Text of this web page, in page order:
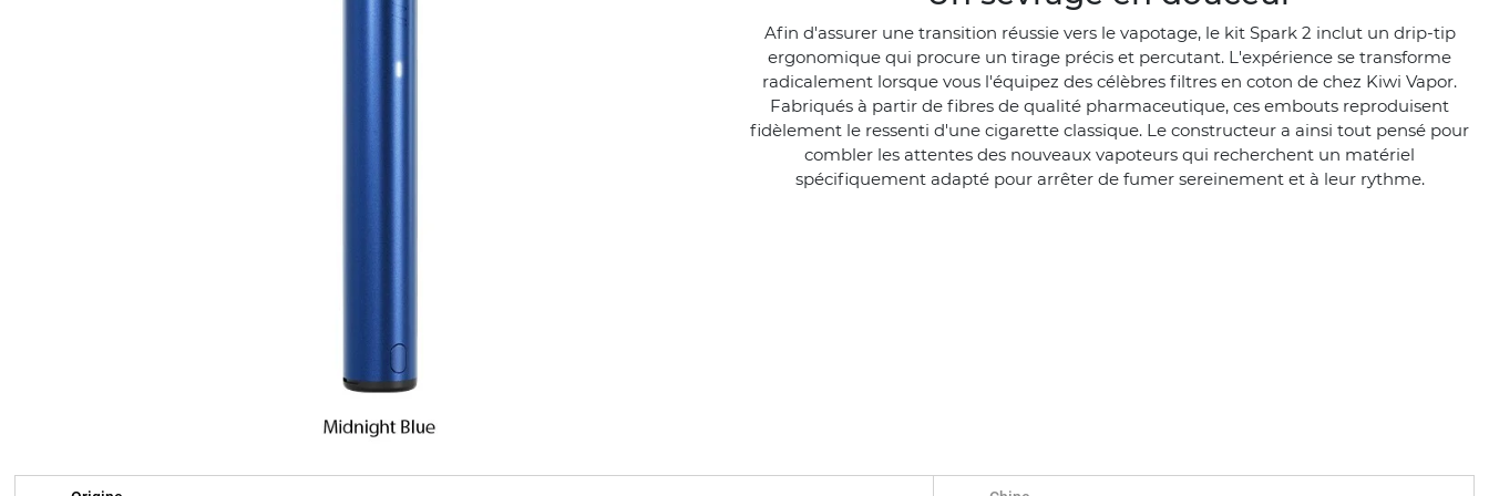
Afin d'assurer une transition réussie vers le vapotage, le kit Spark 2 inclut un drip-tip
ergonomique qui procure un tirage précis et percutant. L'expérience se transforme
radicalement lorsque vous l'équipez des célèbres filtres en coton de chez Kiwi Vapor.
Fabriqués à partir de fibres de qualité pharmaceutique, ces embouts reproduisent
fidèlement le ressenti d'une cigarette classique. Le constructeur a ainsi tout pensé pour
combler les attentes des nouveaux vapoteurs qui recherchent un matériel
spécifiquement adapté pour arrêter de fumer sereinement et à leur rythme.